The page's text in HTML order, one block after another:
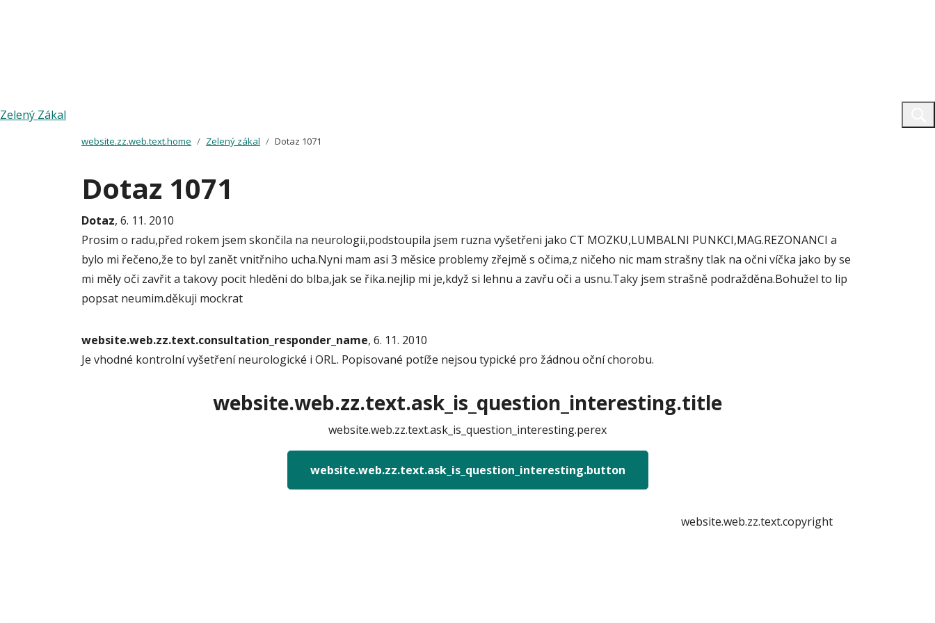
Zelený Zákal
website.zz.web.text.home Zelený zákal Dotaz 1071
Dotaz 1071
Dotaz, 6. 11. 2010
Prosim o radu,před rokem jsem skončila na neurologii,podstoupila jsem ruzna vyšetřeni jako CT MOZKU,LUMBALNI PUNKCI,MAG.REZONANCI a
bylo mi řečeno,že to byl zanět vnitřniho ucha.Nyni mam asi 3 měsice problemy zřejmě s očima,z ničeho nic mam strašny tlak na očni víčka jako by se
mi měly oči zavřit a takovy pocit hleděni do blba,jak se řika.nejlip mi je,když si lehnu a zavřu oči a usnu.Taky jsem strašně podražděna.Bohužel to lip
popsat neumim.děkuji mockrat
website.web.zz.text.consultation_responder_name, 6. 11. 2010
Je vhodné kontrolní vyšetření neurologické i ORL. Popisované potíže nejsou typické pro žádnou oční chorobu.
website.web.zz.text.ask_is_question_interesting.title
website.web.zz.text.ask_is_question_interesting.perex
website.web.zz.text.ask_is_question_interesting.button
website.web.zz.text.copyright